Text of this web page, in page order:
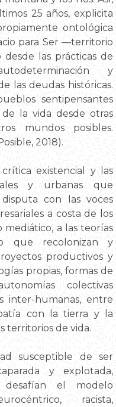
25 años, explicita
ontológica
para Ser —territorio
las prácticas de
y
las deudas históricas.
sentipensantes
la vida desde otras
mundos posibles.
2018).
existencial y las
y urbanas que
con las voces
a costa de los
mediático, a las teorías
que recolonizan y
productivos y
propias, formas de
colectivas
inter-humanas, entre
con la tierra y la
territorios de vida.
susceptible de ser
y explotada,
desafían el modelo
racista,